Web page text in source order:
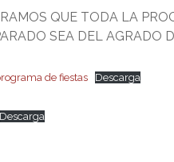
QUE TODA LA
SEA DEL AGRADO
de fiestas Descarga
Descarga